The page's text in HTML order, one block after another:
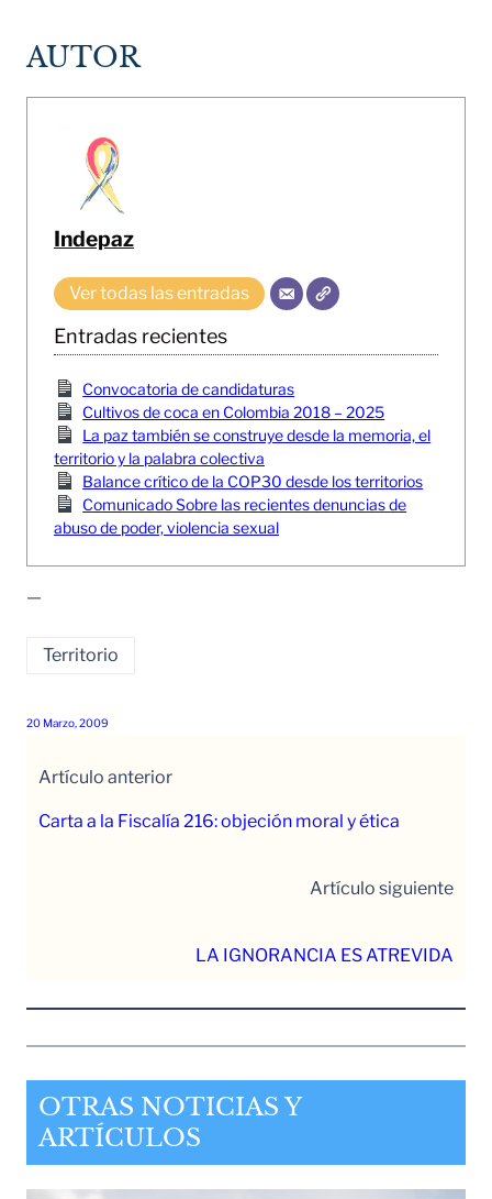
AUTOR
Indepaz
Ver todas las entradas
Entradas recientes
Convocatoria de candidaturas
Cultivos de coca en Colombia 2018 – 2025
La paz también se construye desde la memoria, el
territorio y la palabra colectiva
Balance crítico de la COP30 desde los territorios
Comunicado Sobre las recientes denuncias de
abuso de poder, violencia sexual
—
Territorio
20 Marzo, 2009
Artículo anterior
Carta a la Fiscalía 216: objeción moral y ética
Artículo siguiente
LA IGNORANCIA ES ATREVIDA
OTRAS NOTICIAS Y
ARTÍCULOS